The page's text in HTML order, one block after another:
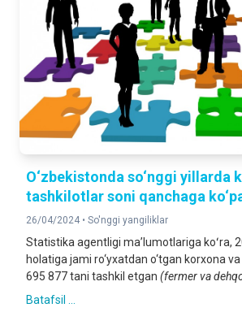
O‘zbekistonda so‘nggi yillarda
tashkilotlar soni qanchaga
26/04/2024 • So'nggi yangiliklar
Statistika agentligi maʼlumotlariga koʻra,
holatiga jami ro‘yxatdan o‘tgan korxona
695 877 tani tashkil etgan (fermer va
Batafsil ...